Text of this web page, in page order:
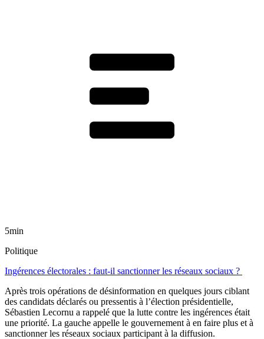
5min
Politique
Ingérences électorales : faut-il sanctionner les réseaux sociaux ?
Après trois opérations de désinformation en quelques jours ciblant
des candidats déclarés ou pressentis à l’élection présidentielle,
Sébastien Lecornu a rappelé que la lutte contre les ingérences était
une priorité. La gauche appelle le gouvernement à en faire plus et à
sanctionner les réseaux sociaux participant à la diffusion.